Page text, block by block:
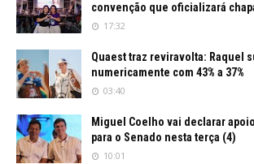
convenção que oficializará
17:32
Quaest traz reviravolta: Raquel
numericamente com 43% a 37%
03:40
Miguel Coelho vai declarar
para o Senado nesta terça (4)
10:01